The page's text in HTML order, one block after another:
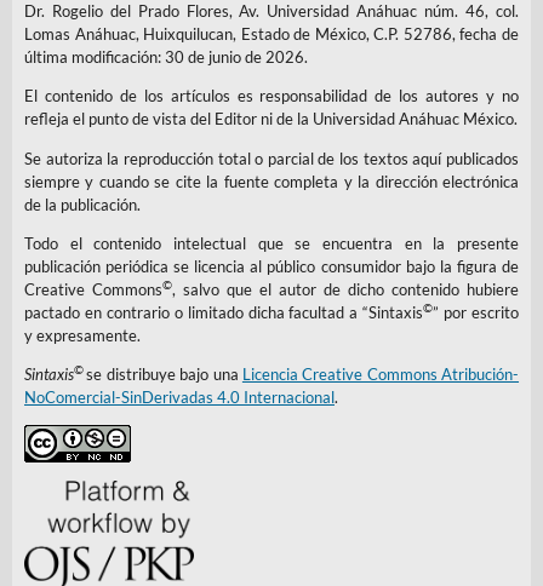
Dr. Rogelio del Prado Flores, Av. Universidad Anáhuac núm. 46, col.
Lomas Anáhuac, Huixquilucan, Estado de México, C.P. 52786, fecha de
última modificación: 30 de junio de 2026.
El contenido de los artículos es responsabilidad de los autores y no
refleja el punto de vista del Editor ni de la Universidad Anáhuac México.
Se autoriza la reproducción total o parcial de los textos aquí publicados
siempre y cuando se cite la fuente completa y la dirección electrónica
de la publicación.
Todo el contenido intelectual que se encuentra en la presente
publicación periódica se licencia al público consumidor bajo la figura de
Creative Commons©, salvo que el autor de dicho contenido hubiere
pactado en contrario o limitado dicha facultad a “Sintaxis©” por escrito
y expresamente.
Sintaxis©se distribuye bajo una Licencia Creative Commons Atribución-
NoComercial-SinDerivadas 4.0 Internacional.